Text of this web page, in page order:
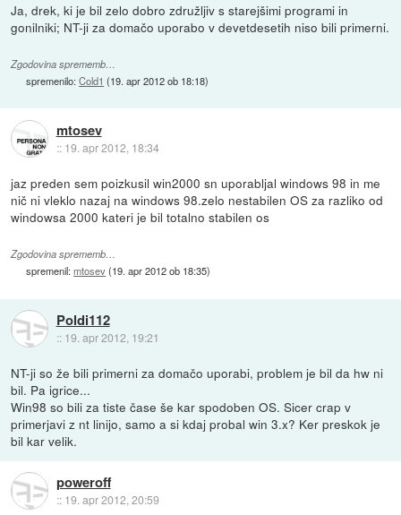
Ja, drek, ki je bil zelo dobro združljiv s starejšimi programi in
gonilniki; NT-ji za domačo uporabo v devetdesetih niso bili primerni.
Zgodovina sprememb…
spremenilo:Cold1 (19. apr 2012 ob 18:18)
mtosev
:: 19. apr 2012, 18:34
jaz preden sem poizkusil win2000 sn uporabljal windows 98 in me
nič ni vleklo nazaj na windows 98.zelo nestabilen OS za razliko od
windowsa 2000 kateri je bil totalno stabilen os
Zgodovina sprememb…
spremenil:mtosev(19. apr 2012 ob 18:35)
Poldi112
:: 19. apr 2012, 19:21
NT-ji so že bili primerni za domačo uporabi, problem je bil da hw ni
bil. Pa igrice...
Win98 so bili za tiste čase še kar spodoben OS. Sicer crap v
primerjavi z nt linijo, samo a si kdaj probal win 3.x? Ker preskok je
bil kar velik.
poweroff
:: 19. apr 2012, 20:59